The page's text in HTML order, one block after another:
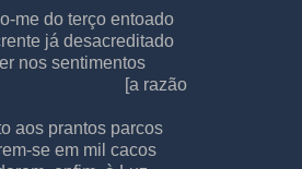
me do terço entoado
já desacreditado
nos sentimentos
razão
aos prantos parcos
se em mil cacos